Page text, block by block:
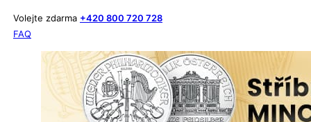
Volejte zdarma +420 800 720 728
FAQ